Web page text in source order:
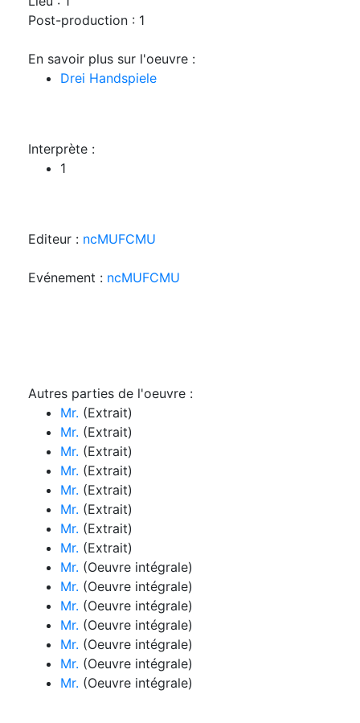
Post-production : 1
En savoir plus sur l'oeuvre :
Drei Handspiele
Interprète :
1
Editeur : ncMUFCMU
Evénement : ncMUFCMU
Autres parties de l'oeuvre :
Mr. (Extrait)
Mr. (Extrait)
Mr. (Extrait)
Mr. (Extrait)
Mr. (Extrait)
Mr. (Extrait)
Mr. (Extrait)
Mr. (Extrait)
Mr. (Oeuvre intégrale)
Mr. (Oeuvre intégrale)
Mr. (Oeuvre intégrale)
Mr. (Oeuvre intégrale)
Mr. (Oeuvre intégrale)
Mr. (Oeuvre intégrale)
Mr. (Oeuvre intégrale)